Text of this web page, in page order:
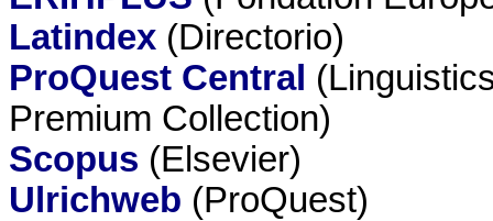
Latindex (Directorio)
ProQuest Central
Premium Collection)
Scopus (Elsevier)
Ulrichweb (ProQuest)